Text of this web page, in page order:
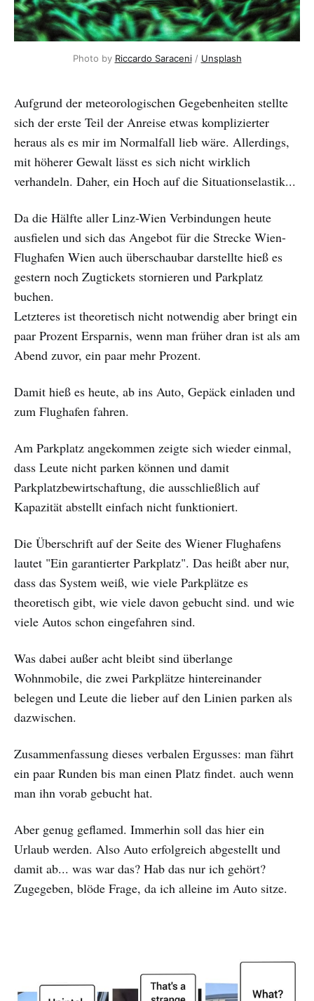
Photo by Riccardo Saraceni / Unsplash
Aufgrund der meteorologischen Gegebenheiten stellte
sich der erste Teil der Anreise etwas komplizierter
heraus als es mir im Normalfall lieb wäre. Allerdings,
mit höherer Gewalt lässt es sich nicht wirklich
verhandeln. Daher, ein Hoch auf die Situationselastik...
Da die Hälfte aller Linz-Wien Verbindungen heute
ausfielen und sich das Angebot für die Strecke Wien-
Flughafen Wien auch überschaubar darstellte hieß es
gestern noch Zugtickets stornieren und Parkplatz
buchen.
Letzteres ist theoretisch nicht notwendig aber bringt ein
paar Prozent Ersparnis, wenn man früher dran ist als am
Abend zuvor, ein paar mehr Prozent.
Damit hieß es heute, ab ins Auto, Gepäck einladen und
zum Flughafen fahren.
Am Parkplatz angekommen zeigte sich wieder einmal,
dass Leute nicht parken können und damit
Parkplatzbewirtschaftung, die ausschließlich auf
Kapazität abstellt einfach nicht funktioniert.
Die Überschrift auf der Seite des Wiener Flughafens
lautet "Ein garantierter Parkplatz". Das heißt aber nur,
dass das System weiß, wie viele Parkplätze es
theoretisch gibt, wie viele davon gebucht sind. und wie
viele Autos schon eingefahren sind.
Was dabei außer acht bleibt sind überlange
Wohnmobile, die zwei Parkplätze hintereinander
belegen und Leute die lieber auf den Linien parken als
dazwischen.
Zusammenfassung dieses verbalen Ergusses: man fährt
ein paar Runden bis man einen Platz findet. auch wenn
man ihn vorab gebucht hat.
Aber genug geflamed. Immerhin soll das hier ein
Urlaub werden. Also Auto erfolgreich abgestellt und
damit ab... was war das? Hab das nur ich gehört?
Zugegeben, blöde Frage, da ich alleine im Auto sitze.